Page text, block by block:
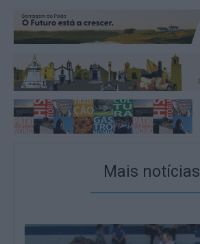
Mais notícias